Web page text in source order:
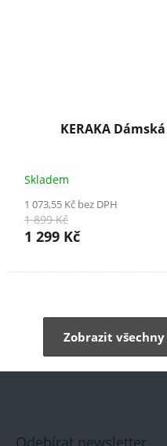
KERAKA
Skladem
1 073,55 Kč bez DPH
1 899 Kč
1 299 Kč
Zobrazit